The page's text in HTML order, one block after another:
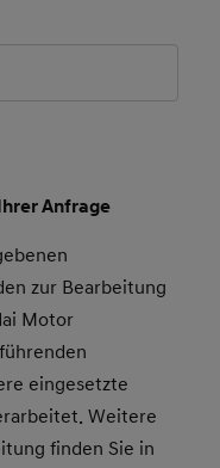
Anfrage
zur Bearbeitung
Motor
eingesetzte
Weitere
finden Sie in